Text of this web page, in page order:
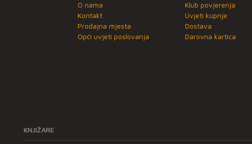
O nama
Kontakt
Prodajna mjesta
Opći uvjeti poslovanja
Klub povjerenja
Uvjeti kupnje
Dostava
Darovna kartica
KNJIŽARE